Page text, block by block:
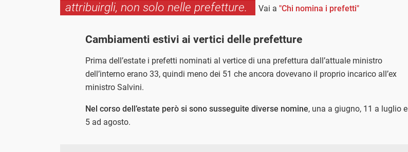
attribuirgli, non solo nelle prefetture.
Vai a "Chi nomina i prefetti"
Cambiamenti estivi ai vertici delle prefetture
Prima dell’estate i prefetti nominati al vertice di una prefettura dall’attuale ministro
dell’interno erano 33, quindi meno dei 51 che ancora dovevano il proprio incarico all’ex
ministro Salvini.
Nel corso dell’estate però si sono susseguite diverse nomine, una a giugno, 11 a luglio e
5 ad agosto.